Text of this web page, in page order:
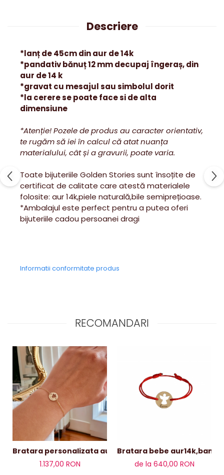
Descriere
*lanț de 45cm din aur de 14k
*pandativ bănuț 12 mm decupaj îngeraș, din
aur de 14 k
*gravat cu mesajul sau simbolul dorit
*la cerere se poate face si de alta
dimensiune
*Atenție! Pozele de produs au caracter orientativ,
te rugăm să iei în calcul că atat nuanța
materialului, cât și a gravurii, poate varia.
Toate bijuteriile Golden Stories sunt însoțite de
certificat de calitate care atestă materialele
folosite: aur 14k,piele naturală,bile semiprețioase.
*Ambalajul este perfect pentru a putea oferi
bijuteriile cadou persoanei dragi
Informatii conformitate produs
RECOMANDARI
Bratara personalizata aur decupaj îngeraș
1.137,00 RON
Bratara bebe aur14k,banut
de la 640,00 RON